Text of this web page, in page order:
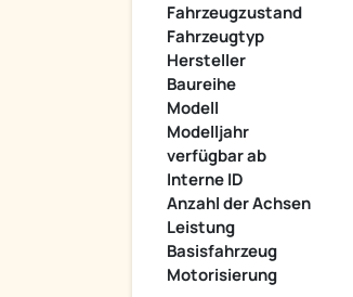
Fahrzeugzustand
Fahrzeugtyp
Hersteller
Baureihe
Modell
Modelljahr
verfügbar ab
Interne ID
Anzahl der Achsen
Leistung
Basisfahrzeug
Motorisierung